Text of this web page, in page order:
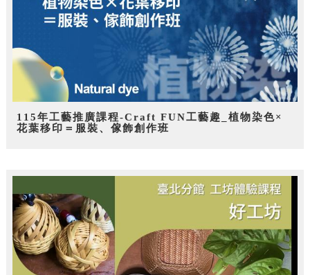
115年工藝推廣課程-Craft FUN工藝趣_植物染色×
花葉移印＝服裝、傢飾創作班